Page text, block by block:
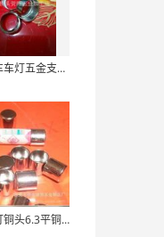
LED汽车车灯五金支架冲压
LED车灯铜头6.3平铜头